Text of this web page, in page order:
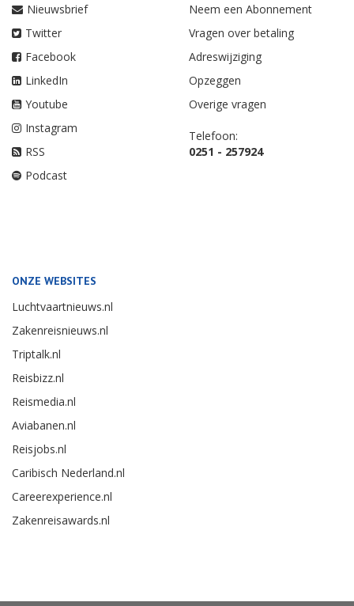
Nieuwsbrief
Twitter
Facebook
LinkedIn
Youtube
Instagram
RSS
Podcast
Neem een Abonnement
Vragen over betaling
Adreswijziging
Opzeggen
Overige vragen
Telefoon:
0251 - 257924
ONZE WEBSITES
Luchtvaartnieuws.nl
Zakenreisnieuws.nl
Triptalk.nl
Reisbizz.nl
Reismedia.nl
Aviabanen.nl
Reisjobs.nl
Caribisch Nederland.nl
Careerexperience.nl
Zakenreisawards.nl